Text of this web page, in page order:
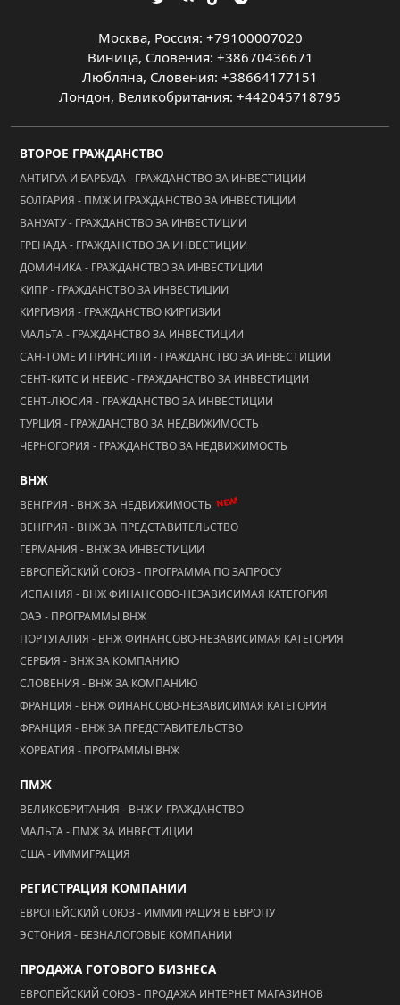
Москва, Россия: +79100007020
Виница, Словения: +38670436671
Любляна, Словения: +38664177151
Лондон, Великобритания: +442045718795
ВТОРОЕ ГРАЖДАНСТВО
АНТИГУА И БАРБУДА - ГРАЖДАНСТВО ЗА ИНВЕСТИЦИИ
БОЛГАРИЯ - ПМЖ И ГРАЖДАНСТВО ЗА ИНВЕСТИЦИИ
ВАНУАТУ - ГРАЖДАНСТВО ЗА ИНВЕСТИЦИИ
ГРЕНАДА - ГРАЖДАНСТВО ЗА ИНВЕСТИЦИИ
ДОМИНИКА - ГРАЖДАНСТВО ЗА ИНВЕСТИЦИИ
КИПР - ГРАЖДАНСТВО ЗА ИНВЕСТИЦИИ
КИРГИЗИЯ - ГРАЖДАНСТВО КИРГИЗИИ
МАЛЬТА - ГРАЖДАНСТВО ЗА ИНВЕСТИЦИИ
САН-ТОМЕ И ПРИНСИПИ - ГРАЖДАНСТВО ЗА ИНВЕСТИЦИИ
СЕНТ-КИТС И НЕВИС - ГРАЖДАНСТВО ЗА ИНВЕСТИЦИИ
СЕНТ-ЛЮСИЯ - ГРАЖДАНСТВО ЗА ИНВЕСТИЦИИ
ТУРЦИЯ - ГРАЖДАНСТВО ЗА НЕДВИЖИМОСТЬ
ЧЕРНОГОРИЯ - ГРАЖДАНСТВО ЗА НЕДВИЖИМОСТЬ
ВНЖ
ВЕНГРИЯ - ВНЖ ЗА НЕДВИЖИМОСТЬ NEW!
ВЕНГРИЯ - ВНЖ ЗА ПРЕДСТАВИТЕЛЬСТВО
ГЕРМАНИЯ - ВНЖ ЗА ИНВЕСТИЦИИ
ЕВРОПЕЙСКИЙ СОЮЗ - ПРОГРАММА ПО ЗАПРОСУ
ИСПАНИЯ - ВНЖ ФИНАНСОВО-НЕЗАВИСИМАЯ КАТЕГОРИЯ
ОАЭ - ПРОГРАММЫ ВНЖ
ПОРТУГАЛИЯ - ВНЖ ФИНАНСОВО-НЕЗАВИСИМАЯ КАТЕГОРИЯ
СЕРБИЯ - ВНЖ ЗА КОМПАНИЮ
СЛОВЕНИЯ - ВНЖ ЗА КОМПАНИЮ
ФРАНЦИЯ - ВНЖ ФИНАНСОВО-НЕЗАВИСИМАЯ КАТЕГОРИЯ
ФРАНЦИЯ - ВНЖ ЗА ПРЕДСТАВИТЕЛЬСТВО
ХОРВАТИЯ - ПРОГРАММЫ ВНЖ
ПМЖ
ВЕЛИКОБРИТАНИЯ - ВНЖ И ГРАЖДАНСТВО
МАЛЬТА - ПМЖ ЗА ИНВЕСТИЦИИ
США - ИММИГРАЦИЯ
РЕГИСТРАЦИЯ КОМПАНИИ
ЕВРОПЕЙСКИЙ СОЮЗ - ИММИГРАЦИЯ В ЕВРОПУ
ЭСТОНИЯ - БЕЗНАЛОГОВЫЕ КОМПАНИИ
ПРОДАЖА ГОТОВОГО БИЗНЕСА
ЕВРОПЕЙСКИЙ СОЮЗ - ПРОДАЖА ИНТЕРНЕТ МАГАЗИНОВ